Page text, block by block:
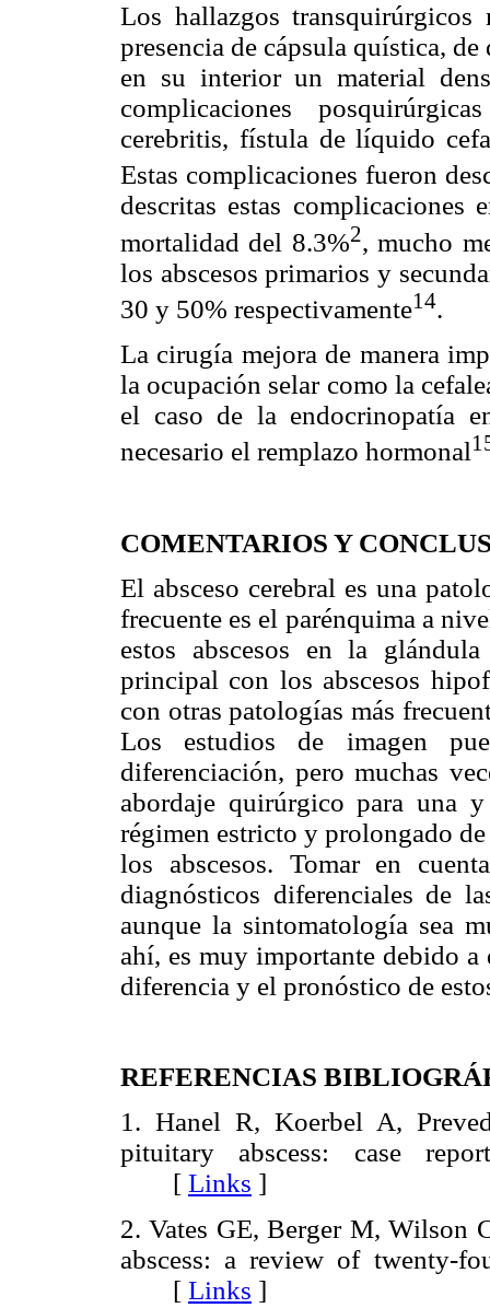
Los hallazgos transquirúrgicos
presencia de cápsula quística,
en su interior un material
complicaciones
cerebritis, fístula de líquido
Estas complicaciones fueron
descritas estas complicaciones
mortalidad del 8.3%2, mucho
los abscesos primarios y
30 y 50% respectivamente14.
La cirugía mejora de manera
la ocupación selar como la
el caso de la endocrinopatía
necesario el remplazo hormonal
COMENTARIOS Y
El absceso cerebral es una
frecuente es el parénquima a
estos abscesos en la
principal con los abscesos
con otras patologías más
Los estudios de imagen
diferenciación, pero muchas
abordaje quirúrgico para una
régimen estricto y prolongado
los abscesos. Tomar en
diagnósticos diferenciales de
aunque la sintomatología sea
ahí, es muy importante debido a
diferencia y el pronóstico de
REFERENCIAS
1. Hanel R, Koerbel A,
pituitary abscess: case
[ Links ]
2. Vates GE, Berger M, Wilson
abscess: a review of twenty-
[ Links ]